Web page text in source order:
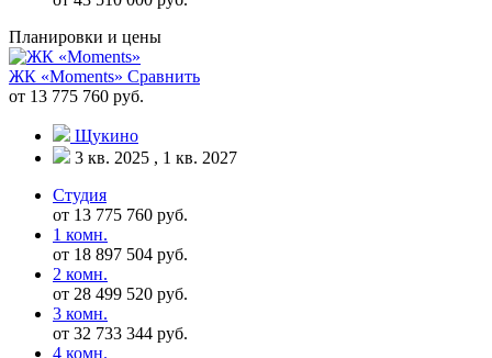
Планировки и цены
ЖК «Moments» Сравнить
от 13 775 760 руб.
Щукино
3 кв. 2025 , 1 кв. 2027
Студия
от 13 775 760 руб.
1 комн.
от 18 897 504 руб.
2 комн.
от 28 499 520 руб.
3 комн.
от 32 733 344 руб.
4 комн.